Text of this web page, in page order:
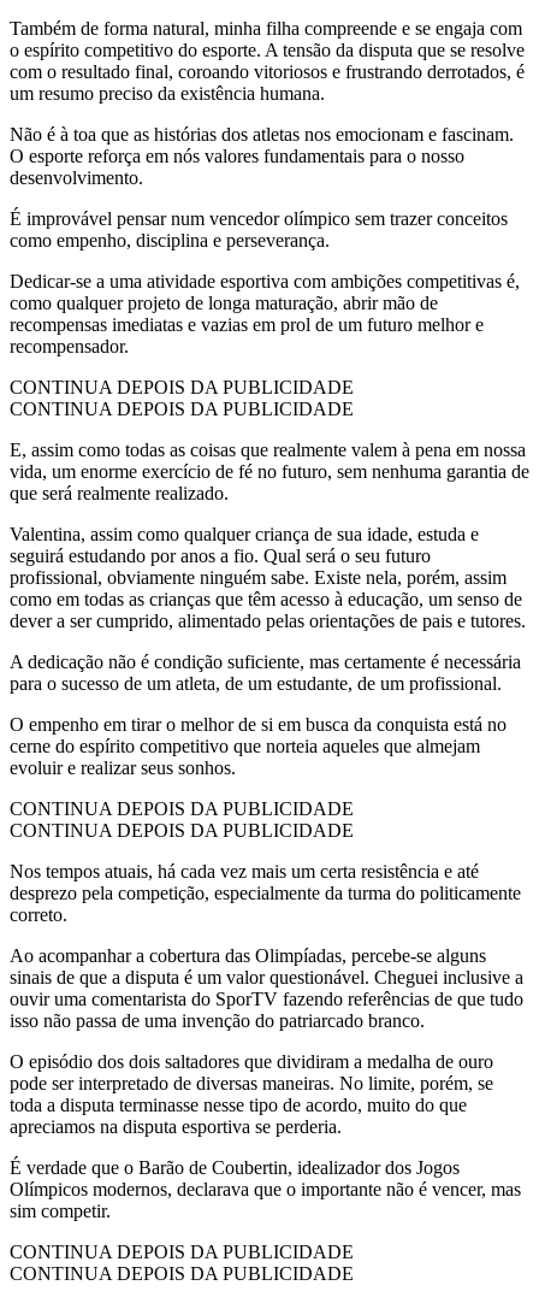
Também de forma natural, minha filha compreende e se engaja com
o espírito competitivo do esporte. A tensão da disputa que se resolve
com o resultado final, coroando vitoriosos e frustrando derrotados, é
um resumo preciso da existência humana.
Não é à toa que as histórias dos atletas nos emocionam e fascinam.
O esporte reforça em nós valores fundamentais para o nosso
desenvolvimento.
É improvável pensar num vencedor olímpico sem trazer conceitos
como empenho, disciplina e perseverança.
Dedicar-se a uma atividade esportiva com ambições competitivas é,
como qualquer projeto de longa maturação, abrir mão de
recompensas imediatas e vazias em prol de um futuro melhor e
recompensador.
CONTINUA DEPOIS DA PUBLICIDADE
CONTINUA DEPOIS DA PUBLICIDADE
E, assim como todas as coisas que realmente valem à pena em nossa
vida, um enorme exercício de fé no futuro, sem nenhuma garantia de
que será realmente realizado.
Valentina, assim como qualquer criança de sua idade, estuda e
seguirá estudando por anos a fio. Qual será o seu futuro
profissional, obviamente ninguém sabe. Existe nela, porém, assim
como em todas as crianças que têm acesso à educação, um senso de
dever a ser cumprido, alimentado pelas orientações de pais e tutores.
A dedicação não é condição suficiente, mas certamente é necessária
para o sucesso de um atleta, de um estudante, de um profissional.
O empenho em tirar o melhor de si em busca da conquista está no
cerne do espírito competitivo que norteia aqueles que almejam
evoluir e realizar seus sonhos.
CONTINUA DEPOIS DA PUBLICIDADE
CONTINUA DEPOIS DA PUBLICIDADE
Nos tempos atuais, há cada vez mais um certa resistência e até
desprezo pela competição, especialmente da turma do politicamente
correto.
Ao acompanhar a cobertura das Olimpíadas, percebe-se alguns
sinais de que a disputa é um valor questionável. Cheguei inclusive a
ouvir uma comentarista do SporTV fazendo referências de que tudo
isso não passa de uma invenção do patriarcado branco.
O episódio dos dois saltadores que dividiram a medalha de ouro
pode ser interpretado de diversas maneiras. No limite, porém, se
toda a disputa terminasse nesse tipo de acordo, muito do que
apreciamos na disputa esportiva se perderia.
É verdade que o Barão de Coubertin, idealizador dos Jogos
Olímpicos modernos, declarava que o importante não é vencer, mas
sim competir.
CONTINUA DEPOIS DA PUBLICIDADE
CONTINUA DEPOIS DA PUBLICIDADE